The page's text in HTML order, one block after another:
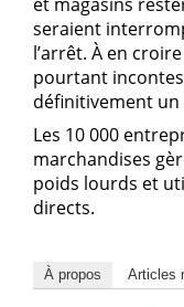
seraient
l’arrêt. À en
pourtant
définitivement un
Les 10 000
marchandises
poids lourds et
directs.
À propos Articles